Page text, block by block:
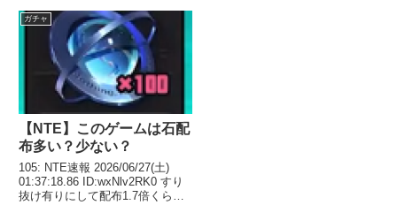
か出て爆発する奴のよけ方とかわ
からん 446: NTE速報 2026/06...
ガチャ
【NTE】このゲームは石配
布多い？少ない？
105: NTE速報 2026/06/27(土)
01:37:18.86 ID:wxNlv2RK0 すり
抜け有りにして配布1.7倍くらい